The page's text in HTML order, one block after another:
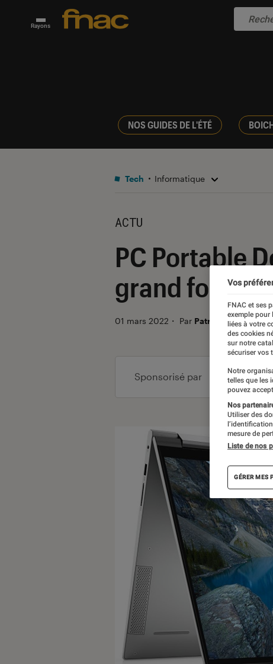
Rayons
NOS GUIDES DE L'ÉTÉ
Tech Informatique
ACTU
PC Portable
grand format
01 mars 2022 ・ Par Patrick
Sponsorisé par
Vos
FNAC et ses
exemple pour
liées à votre
des cookies
sur notre
sécuriser vos
Notre
telles que les
pouvez
Nos
Utiliser des
mesure de
Liste de nos
GÉRER MES